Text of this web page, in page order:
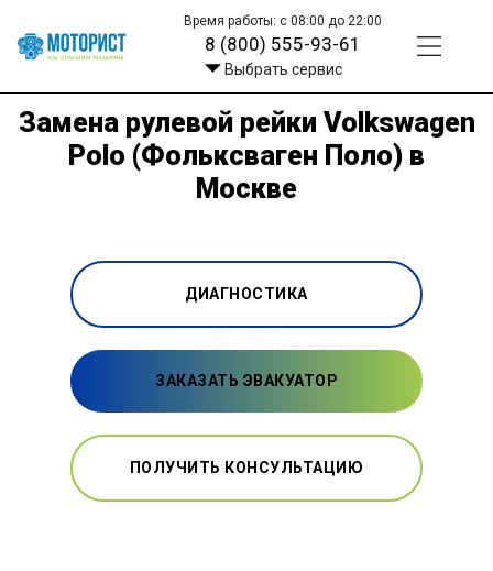
Время работы: с 08:00 до 22:00
8 (800) 555-93-61
Выбрать сервис
Замена рулевой рейки Volkswagen
Polo (Фольксваген Поло) в
Москве
ДИАГНОСТИКА
ЗАКАЗАТЬ ЭВАКУАТОР
ПОЛУЧИТЬ КОНСУЛЬТАЦИЮ